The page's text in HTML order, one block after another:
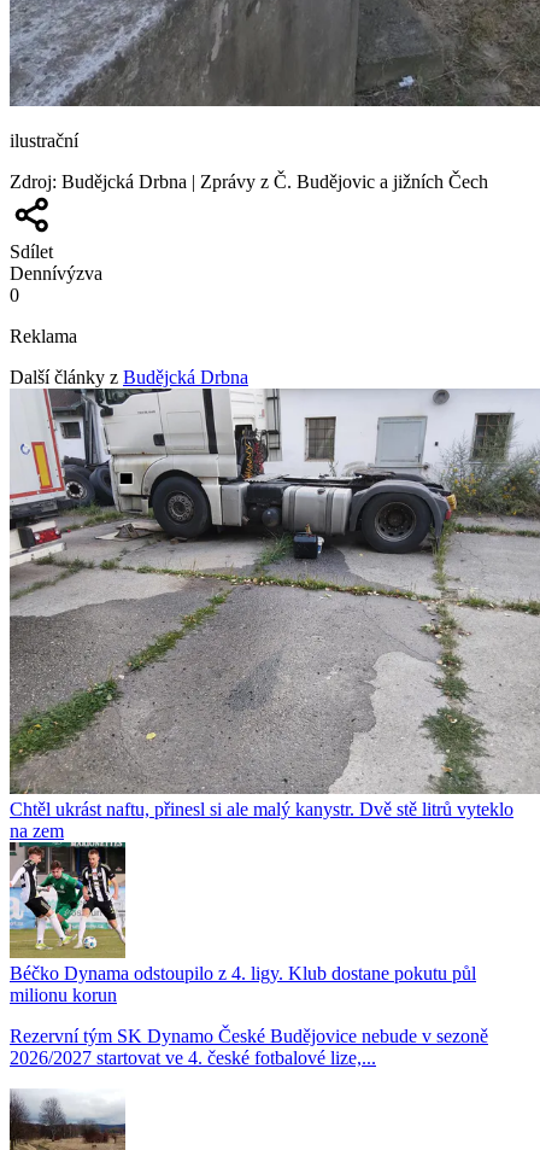
ilustrační
Zdroj: Budějcká Drbna | Zprávy z Č. Budějovic a jižních Čech
Sdílet
Dennívýzva
0
Reklama
Další články z Budějcká Drbna
Chtěl ukrást naftu, přinesl si ale malý kanystr. Dvě stě litrů vyteklo
na zem
Béčko Dynama odstoupilo z 4. ligy. Klub dostane pokutu půl
milionu korun
Rezervní tým SK Dynamo České Budějovice nebude v sezoně
2026/2027 startovat ve 4. české fotbalové lize,...